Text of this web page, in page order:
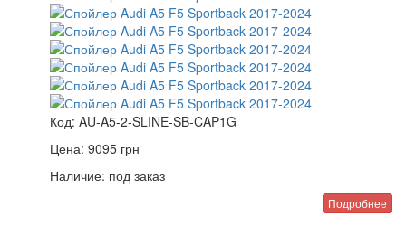
Код: AU-A5-2-SLINE-SB-CAP1G
Цена: 9095 грн
Наличие: под заказ
Подробнее